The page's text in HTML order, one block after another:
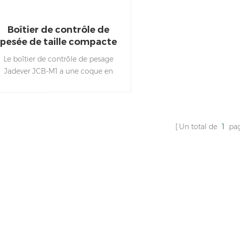
Boîtier de contrôle de
pesée de taille compacte
Le boîtier de contrôle de pesage
Jadever JCB-M1 a une coque en
Un total de 1